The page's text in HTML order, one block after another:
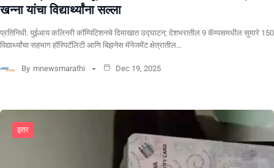
खन्ना यांचा विद्यार्थ्यांना सल्ला
प्रतिनिधी. युईआय कलिनरी कॉम्पिटिशनचे दिमाखात उद्घाटन; देशभरातील 9 कॅम्पसमधील सुमारे 150
विद्यार्थ्यांचा सहभाग हॉस्पिटॅलिटी आणि बिझनेस मॅनेजमेंट क्षेत्रातील…
By mnewsmarathi Dec 19, 2025
इतर